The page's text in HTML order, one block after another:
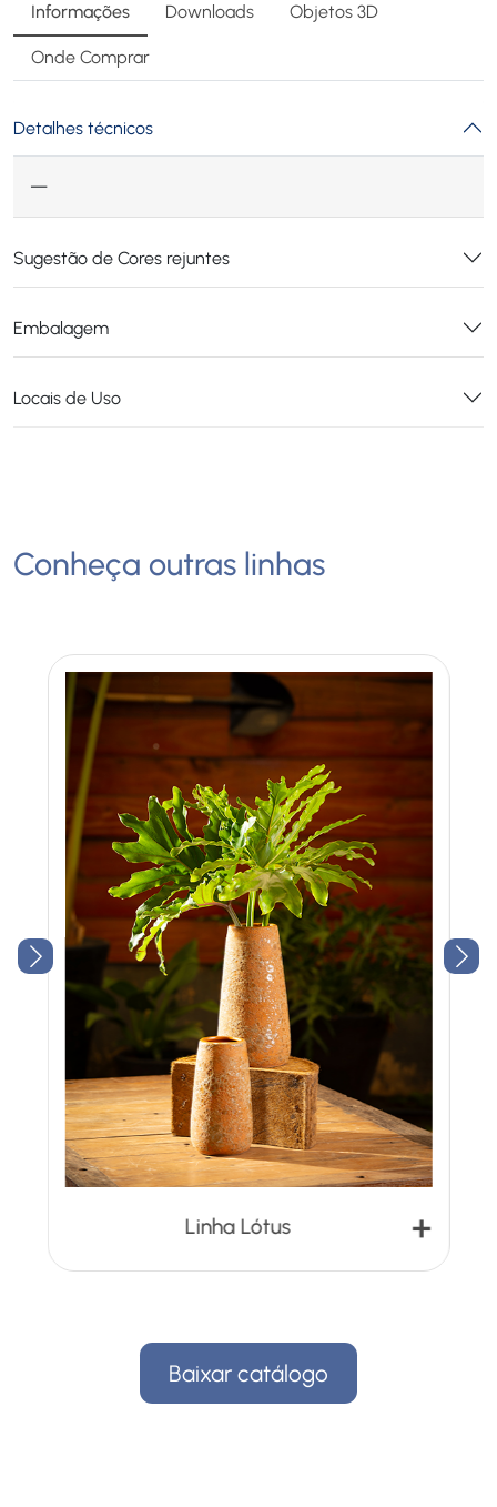
Informações Downloads Objetos 3D
Onde Comprar
Detalhes técnicos
—
Sugestão de Cores rejuntes
Embalagem
Locais de Uso
Conheça outras linhas
Linha Lótus +
Baixar catálogo